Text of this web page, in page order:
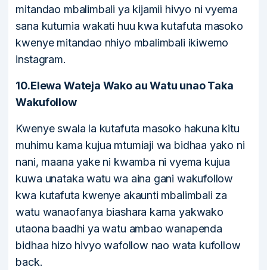
mitandao mbalimbali ya kijamii hivyo ni vyema
sana kutumia wakati huu kwa kutafuta masoko
kwenye mitandao nhiyo mbalimbali ikiwemo
instagram.
10.Elewa Wateja Wako au Watu unao Taka
Wakufollow
Kwenye swala la kutafuta masoko hakuna kitu
muhimu kama kujua mtumiaji wa bidhaa yako ni
nani, maana yake ni kwamba ni vyema kujua
kuwa unataka watu wa aina gani wakufollow
kwa kutafuta kwenye akaunti mbalimbali za
watu wanaofanya biashara kama yakwako
utaona baadhi ya watu ambao wanapenda
bidhaa hizo hivyo wafollow nao wata kufollow
back.